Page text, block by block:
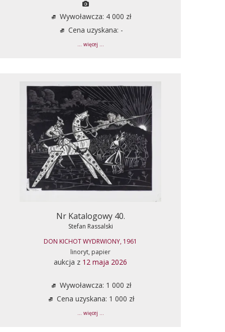
Wywoławcza: 4 000 zł
Cena uzyskana: -
... więcej ...
Nr Katalogowy 40.
Stefan Rassalski
DON KICHOT WYDRWIONY, 1961
linoryt, papier
aukcja z 12 maja 2026
Wywoławcza: 1 000 zł
Cena uzyskana: 1 000 zł
... więcej ...